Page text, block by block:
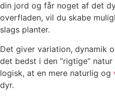
din jord og får noget af det
overfladen, vil du skabe
slags planter.
Det giver variation, dynamik
det bedst i den ”rigtige”
logisk, at en mere naturlig og
dyr.